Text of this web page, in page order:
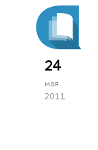
24
мая
2011